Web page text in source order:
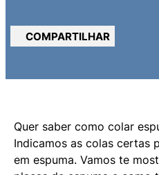
COMPARTILHAR
Quer saber como colar
Indicamos as colas certas
em espuma. Vamos te